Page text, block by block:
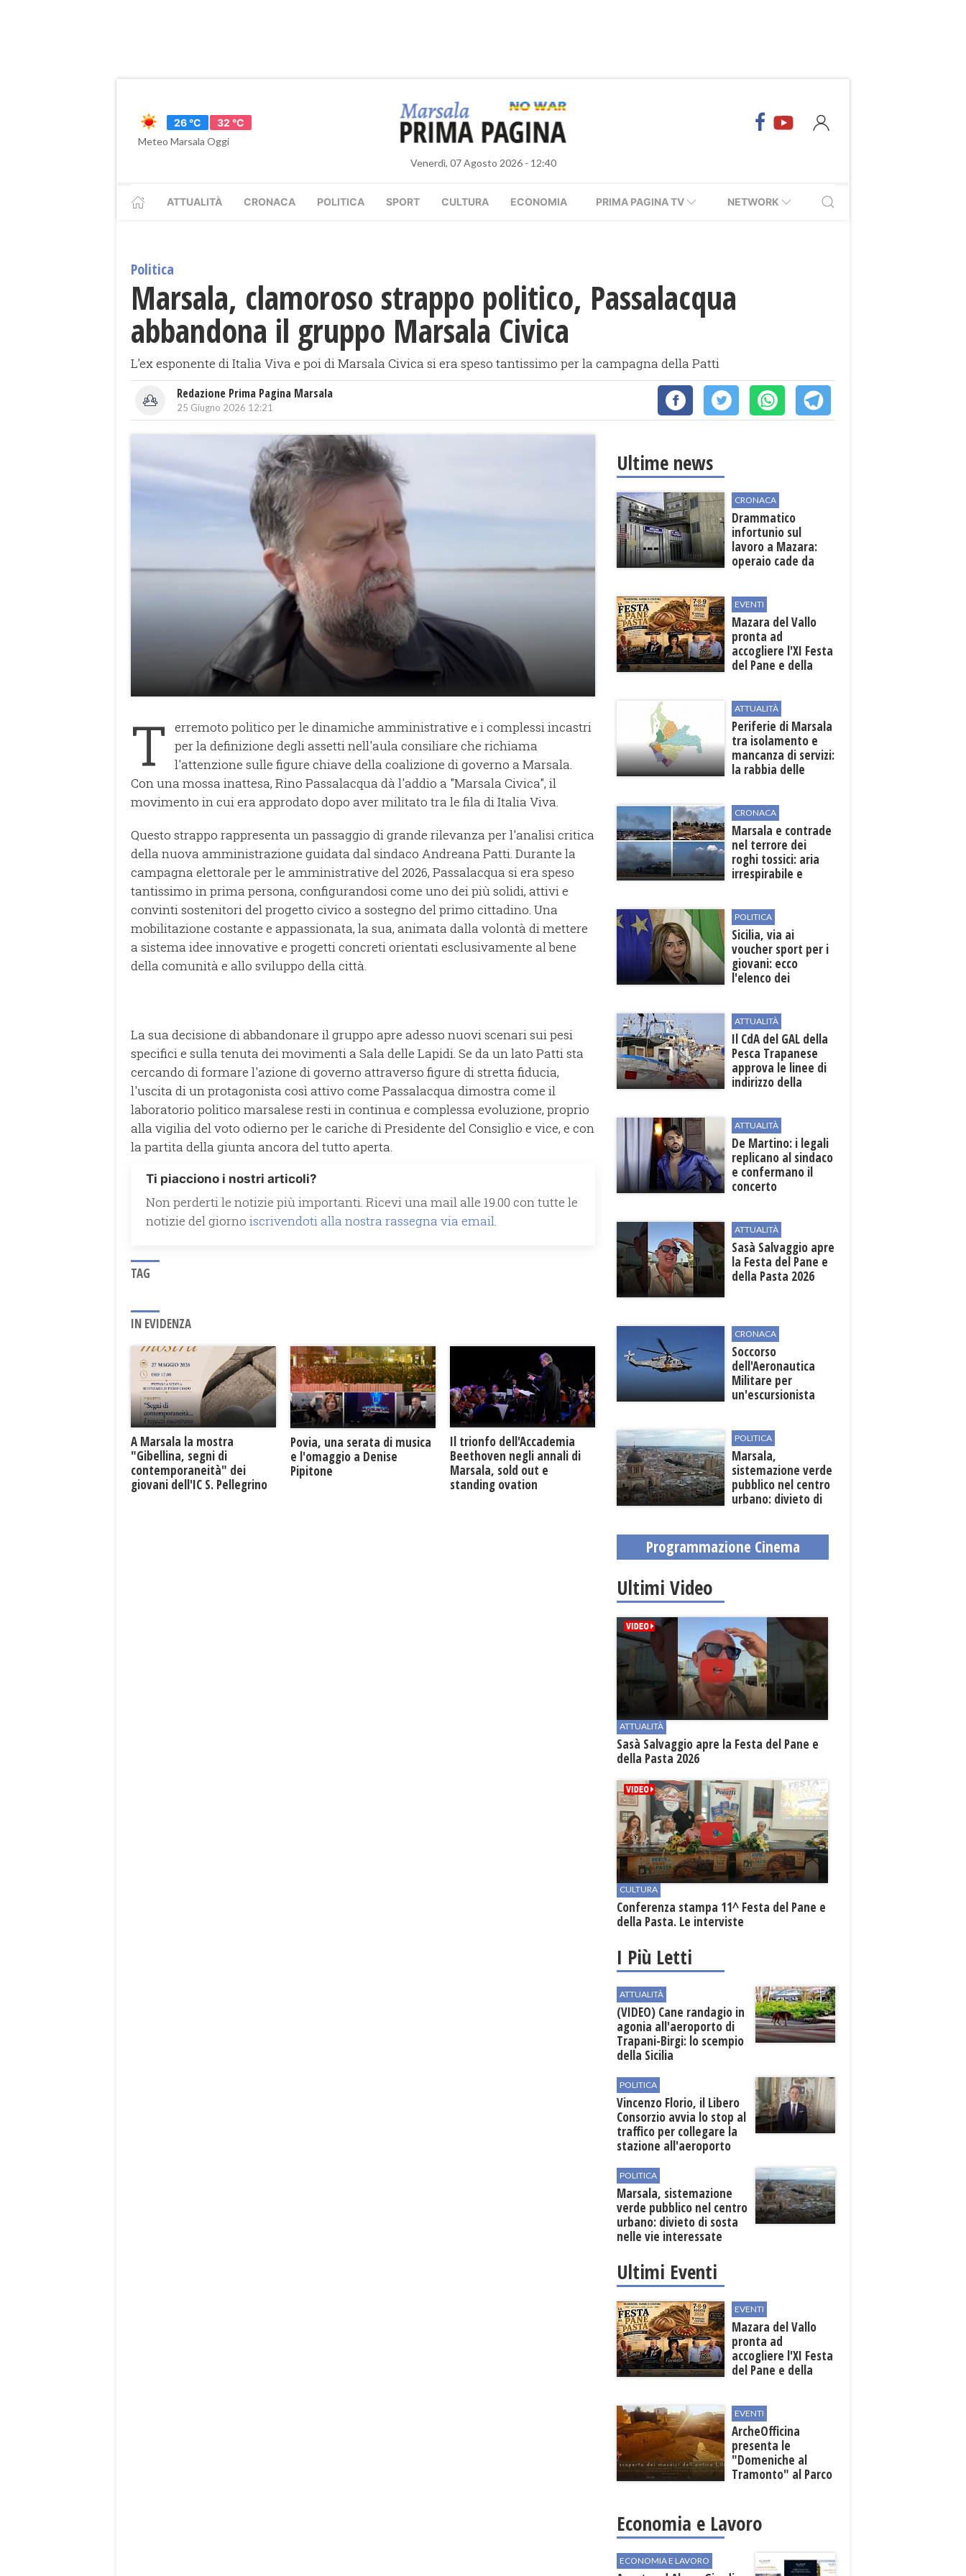
26 °C
32 °C
Meteo Marsala Oggi
Venerdì, 07 Agosto 2026 - 12:40
ATTUALITÀ CRONACA POLITICA SPORT CULTURA ECONOMIA PRIMA PAGINA TV NETWORK
Politica
Marsala, clamoroso strappo politico, Passalacqua
abbandona il gruppo Marsala Civica
L'ex esponente di Italia Viva e poi di Marsala Civica si era speso tantissimo per la campagna della Patti
Redazione Prima Pagina Marsala
25 Giugno 2026 12:21
T
erremoto politico per le dinamiche amministrative e i complessi incastri
per la definizione degli assetti nell'aula consiliare che richiama
l'attenzione sulle figure chiave della coalizione di governo a Marsala.
Con una mossa inattesa, Rino Passalacqua dà l'addio a "Marsala Civica", il
movimento in cui era approdato dopo aver militato tra le fila di Italia Viva.
Questo strappo rappresenta un passaggio di grande rilevanza per l'analisi critica
della nuova amministrazione guidata dal sindaco Andreana Patti. Durante la
campagna elettorale per le amministrative del 2026, Passalacqua si era speso
tantissimo in prima persona, configurandosi come uno dei più solidi, attivi e
convinti sostenitori del progetto civico a sostegno del primo cittadino. Una
mobilitazione costante e appassionata, la sua, animata dalla volontà di mettere
a sistema idee innovative e progetti concreti orientati esclusivamente al bene
della comunità e allo sviluppo della città.
La sua decisione di abbandonare il gruppo apre adesso nuovi scenari sui pesi
specifici e sulla tenuta dei movimenti a Sala delle Lapidi. Se da un lato Patti sta
cercando di formare l'azione di governo attraverso figure di stretta fiducia,
l'uscita di un protagonista così attivo come Passalacqua dimostra come il
laboratorio politico marsalese resti in continua e complessa evoluzione, proprio
alla vigilia del voto odierno per le cariche di Presidente del Consiglio e vice, e con
la partita della giunta ancora del tutto aperta.
Ti piacciono i nostri articoli?
Non perderti le notizie più importanti. Ricevi una mail alle 19.00 con tutte le
notizie del giorno iscrivendoti alla nostra rassegna via email.
TAG
IN EVIDENZA
A Marsala la mostra
"Gibellina, segni di
contemporaneità" dei
giovani dell'IC S. Pellegrino
Povia, una serata di musica
e l'omaggio a Denise
Pipitone
Il trionfo dell'Accademia
Beethoven negli annali di
Marsala, sold out e
standing ovation
Ultime news
CRONACA
Drammatico
infortunio sul
lavoro a Mazara:
operaio cade da
EVENTI
Mazara del Vallo
pronta ad
accogliere l'XI Festa
del Pane e della
ATTUALITÀ
Periferie di Marsala
tra isolamento e
mancanza di servizi:
la rabbia delle
CRONACA
Marsala e contrade
nel terrore dei
roghi tossici: aria
irrespirabile e
POLITICA
Sicilia, via ai
voucher sport per i
giovani: ecco
l'elenco dei
ATTUALITÀ
Il CdA del GAL della
Pesca Trapanese
approva le linee di
indirizzo della
sviluppo
ATTUALITÀ
De Martino: i legali
replicano al sindaco
e confermano il
concerto
ATTUALITÀ
Sasà Salvaggio apre
la Festa del Pane e
della Pasta 2026
CRONACA
Soccorso
dell'Aeronautica
Militare per
un'escursionista
POLITICA
Marsala,
sistemazione verde
pubblico nel centro
urbano: divieto di
Programmazione Cinema
Ultimi Video
ATTUALITÀ
Sasà Salvaggio apre la Festa del Pane e
della Pasta 2026
CULTURA
Conferenza stampa 11^ Festa del Pane e
della Pasta. Le interviste
I Più Letti
ATTUALITÀ
(VIDEO) Cane randagio in
agonia all'aeroporto di
Trapani-Birgi: lo scempio
della Sicilia
POLITICA
Vincenzo Florio, il Libero
Consorzio avvia lo stop al
traffico per collegare la
stazione all'aeroporto
POLITICA
Marsala, sistemazione
verde pubblico nel centro
urbano: divieto di sosta
nelle vie interessate
Ultimi Eventi
EVENTI
Mazara del Vallo
pronta ad
accogliere l'XI Festa
del Pane e della
EVENTI
ArcheOfficina
presenta le
"Domeniche al
Tramonto" al Parco
Economia e Lavoro
ECONOMIA E LAVORO